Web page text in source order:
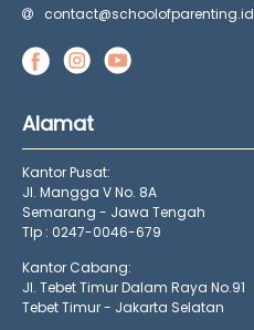
contact@schoolofparenting.id
Alamat
Kantor Pusat:
Jl. Mangga V No. 8A
Semarang - Jawa Tengah
Tlp : 0247-0046-679
Kantor Cabang:
Jl. Tebet Timur Dalam Raya No.91
Tebet Timur - Jakarta Selatan